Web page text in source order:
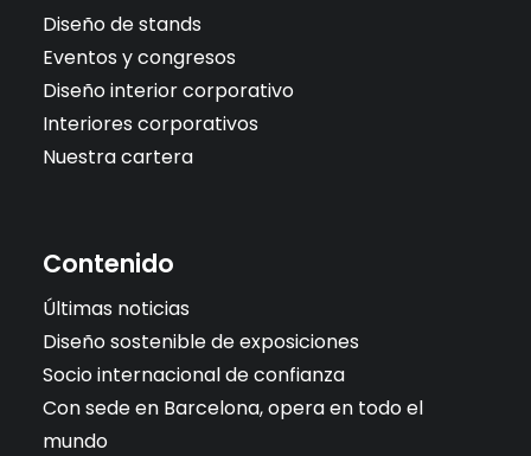
Diseño de stands
Eventos y congresos
Diseño interior corporativo
Interiores corporativos
Nuestra cartera
Contenido
Últimas noticias
Diseño sostenible de exposiciones
Socio internacional de confianza
Con sede en Barcelona, opera en todo el
mundo